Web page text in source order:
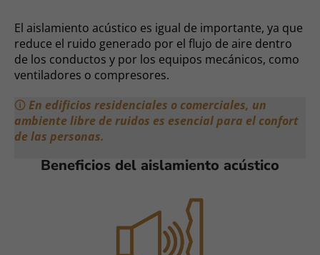
El aislamiento acústico es igual de importante, ya que
reduce el ruido generado por el flujo de aire dentro
de los conductos y por los equipos mecánicos, como
ventiladores o compresores.
🛈En edificios residenciales o comerciales, un
ambiente libre de ruidos es esencial para el confort
de las personas.
Beneficios del aislamiento acústico